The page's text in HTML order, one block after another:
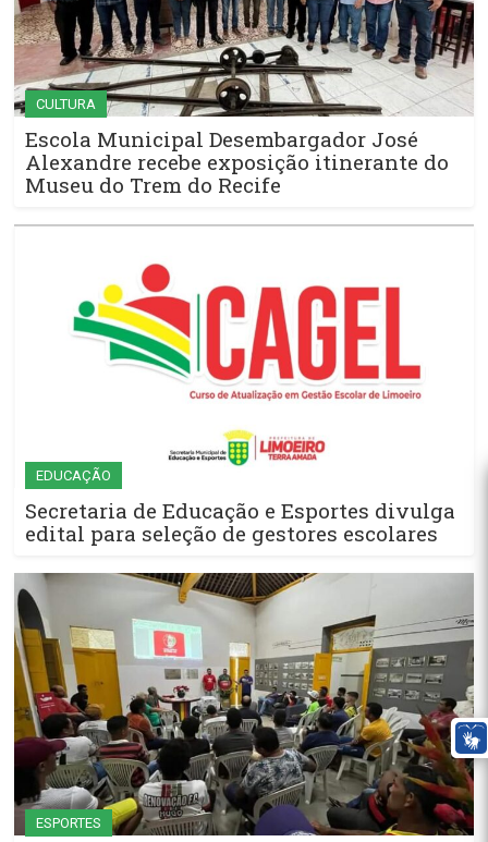
CULTURA
Escola Municipal Desembargador José
Alexandre recebe exposição itinerante do
Museu do Trem do Recife
EDUCAÇÃO
Secretaria de Educação e Esportes divulga
edital para seleção de gestores escolares
ESPORTES